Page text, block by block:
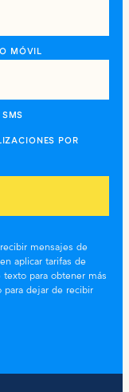
MÓVIL
SMS
POR
mensajes de
aplicar tarifas de
texto para obtener más
para dejar de recibir